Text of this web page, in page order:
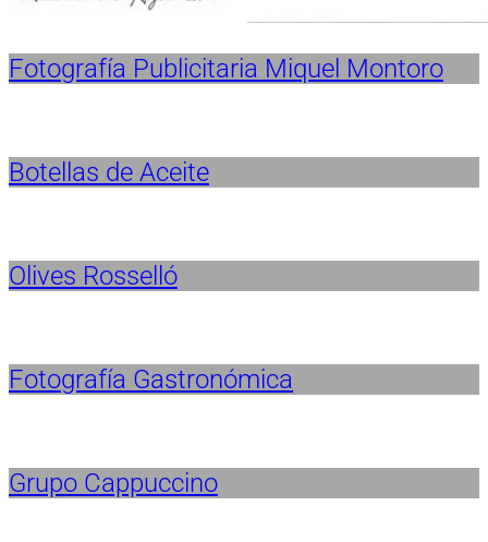
Fotografía Publicitaria Miquel Montoro
Botellas de Aceite
Olives Rosselló
Fotografía Gastronómica
Grupo Cappuccino